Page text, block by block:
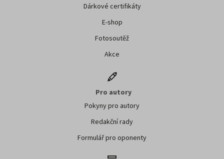
Dárkové certifikáty
E-shop
Fotosoutěž
Akce
Pro autory
Pokyny pro autory
Redakční rady
Formulář pro oponenty